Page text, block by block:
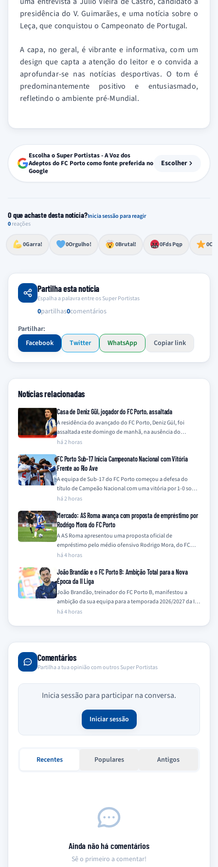
presidência do V. Guimarães, e uma notícia sobre o
Leça, que conquistou o Campeonato de Portugal.
A capa, no geral, é vibrante e informativa, com um
design que capta a atenção do leitor e o convida a
aprofundar-se nas notícias desportivas. O tom é
predominantemente positivo e entusiasmado,
refletindo o ambiente pré-Mundial.
Escolha o Super Portistas - A Voz dos
Adeptos do FC Porto como fonte preferida no
Google
Escolher
O que achaste desta notícia?Inicia sessão para reagir
0reações
0Garra!
Esforço, determinação, aprovação forte
0Orgulho!
Lealdade, amor clubístico, sentimento profundo
0Brutal!
Impressionante, chocante, de grande impacto 0Fds Pqp
Reação de desespero, raiva, frustração ou espanto extremo 0
Excelência, destaque, o melhor
Partilha esta notícia
Espalha a palavra entre os Super Portistas
0partilhas0comentários
Partilhar:
Facebook
Twitter WhatsApp Copiar link
Notícias relacionadas
Casa de Deniz Gül, jogador do FC Porto, assaltada
A residência do avançado do FC Porto, Deniz Gül, foi
assaltada este domingo de manhã, na ausência do
jogador e de qualquer…
há 2 horas
FC Porto Sub-17 Inicia Campeonato Nacional com Vitória
Frente ao Rio Ave
A equipa de Sub-17 do FC Porto começou a defesa do
título de Campeão Nacional com uma vitória por 1-0 sobre
o…
há 2 horas
Mercado: AS Roma avança com proposta de empréstimo por
Rodrigo Mora do FC Porto
A AS Roma apresentou uma proposta oficial de
empréstimo pelo médio ofensivo Rodrigo Mora, do FC
Porto, com uma opção de compra,…
há 4 horas
João Brandão e o FC Porto B: Ambição Total para a Nova
Época da II Liga
João Brandão, treinador do FC Porto B, manifestou a
ambição da sua equipa para a temporada 2026/2027 da II
Liga, prometendo ir…
há 4 horas
Comentários
Partilha a tua opinião com outros Super Portistas
Inicia sessão para participar na conversa.
Iniciar sessão
Recentes Populares Antigos
Ainda não há comentários
Sê o primeiro a comentar!